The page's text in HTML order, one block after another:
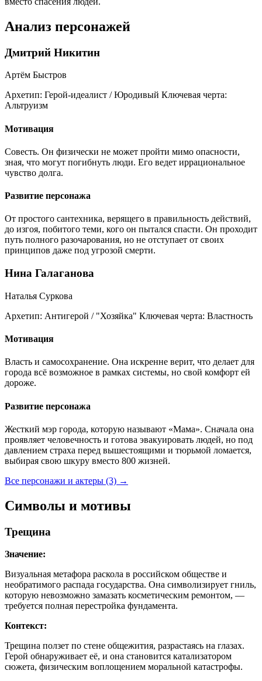
Анализ персонажей
Дмитрий Никитин
Артём Быстров
Архетип: Герой-идеалист / Юродивый Ключевая черта:
Альтруизм
Мотивация
Совесть. Он физически не может пройти мимо опасности,
зная, что могут погибнуть люди. Его ведет иррациональное
чувство долга.
Развитие персонажа
От простого сантехника, верящего в правильность действий,
до изгоя, побитого теми, кого он пытался спасти. Он проходит
путь полного разочарования, но не отступает от своих
принципов даже под угрозой смерти.
Нина Галаганова
Наталья Суркова
Архетип: Антигерой / "Хозяйка" Ключевая черта: Властность
Мотивация
Власть и самосохранение. Она искренне верит, что делает для
города всё возможное в рамках системы, но свой комфорт ей
дороже.
Развитие персонажа
Жесткий мэр города, которую называют «Мама». Сначала она
проявляет человечность и готова эвакуировать людей, но под
давлением страха перед вышестоящими и тюрьмой ломается,
выбирая свою шкуру вместо 800 жизней.
Все персонажи и актеры (3) →
Символы и мотивы
Трещина
Значение:
Визуальная метафора раскола в российском обществе и
необратимого распада государства. Она символизирует гниль,
которую невозможно замазать косметическим ремонтом, —
требуется полная перестройка фундамента.
Контекст:
Трещина ползет по стене общежития, разрастаясь на глазах.
Герой обнаруживает её, и она становится катализатором
сюжета, физическим воплощением моральной катастрофы.